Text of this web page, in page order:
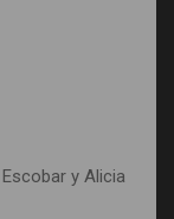
y Alicia